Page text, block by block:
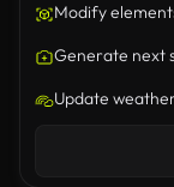
Modify
Generate next
Update